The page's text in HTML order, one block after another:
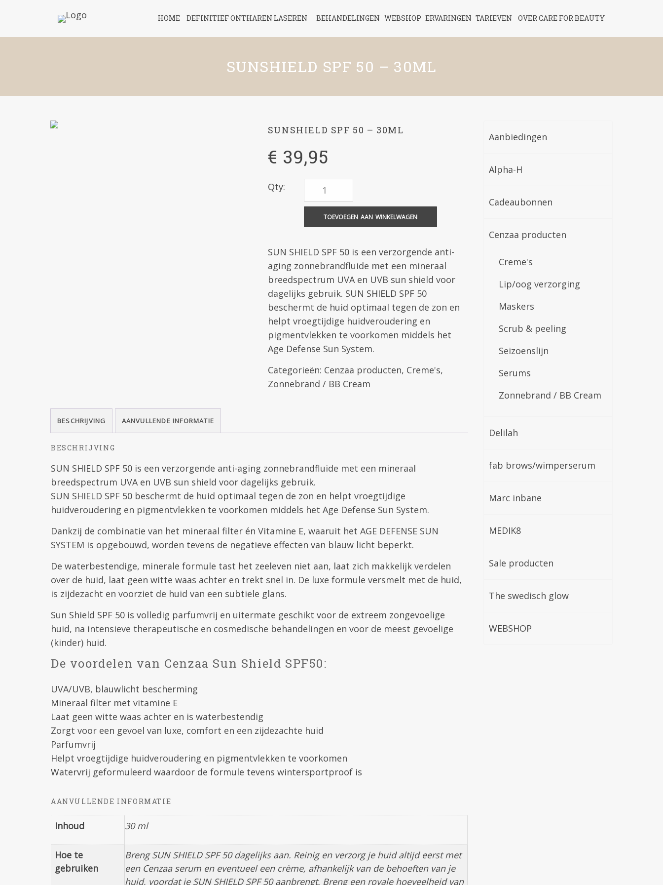
HOME DEFINITIEF ONTHAREN LASEREN BEHANDELINGEN WEBSHOP ERVARINGEN TARIEVEN OVER CARE FOR BEAUTY
SUNSHIELD SPF 50 – 30ML
SUNSHIELD SPF 50 – 30ML
€ 39,95
Qty:
TOEVOEGEN AAN WINKELWAGEN
SUN SHIELD SPF 50 is een verzorgende anti-
aging zonnebrandfluide met een mineraal
breedspectrum UVA en UVB sun shield voor
dagelijks gebruik. SUN SHIELD SPF 50
beschermt de huid optimaal tegen de zon en
helpt vroegtijdige huidveroudering en
pigmentvlekken te voorkomen middels het
Age Defense Sun System.
Categorieën: Cenzaa producten, Creme's,
Zonnebrand / BB Cream
BESCHRIJVING AANVULLENDE INFORMATIE
BESCHRIJVING
SUN SHIELD SPF 50 is een verzorgende anti-aging zonnebrandfluide met een mineraal
breedspectrum UVA en UVB sun shield voor dagelijks gebruik.
SUN SHIELD SPF 50 beschermt de huid optimaal tegen de zon en helpt vroegtijdige
huidveroudering en pigmentvlekken te voorkomen middels het Age Defense Sun System.
Dankzij de combinatie van het mineraal filter én Vitamine E, waaruit het AGE DEFENSE SUN
SYSTEM is opgebouwd, worden tevens de negatieve effecten van blauw licht beperkt.
De waterbestendige, minerale formule tast het zeeleven niet aan, laat zich makkelijk verdelen
over de huid, laat geen witte waas achter en trekt snel in. De luxe formule versmelt met de huid,
is zijdezacht en voorziet de huid van een subtiele glans.
Sun Shield SPF 50 is volledig parfumvrij en uitermate geschikt voor de extreem zongevoelige
huid, na intensieve therapeutische en cosmedische behandelingen en voor de meest gevoelige
(kinder) huid.
De voordelen van Cenzaa Sun Shield SPF50:
UVA/UVB, blauwlicht bescherming
Mineraal filter met vitamine E
Laat geen witte waas achter en is waterbestendig
Zorgt voor een gevoel van luxe, comfort en een zijdezachte huid
Parfumvrij
Helpt vroegtijdige huidveroudering en pigmentvlekken te voorkomen
Watervrij geformuleerd waardoor de formule tevens wintersportproof is
AANVULLENDE INFORMATIE
Inhoud 30 ml
Hoe te
gebruiken
Breng SUN SHIELD SPF 50 dagelijks aan. Reinig en verzorg je huid altijd eerst met
een Cenzaa serum en eventueel een crème, afhankelijk van de behoeften van je
huid, voordat je SUN SHIELD SPF 50 aanbrengt. Breng een royale hoeveelheid van
Aanbiedingen
Alpha-H
Cadeaubonnen
Cenzaa producten
Creme's
Lip/oog verzorging
Maskers
Scrub & peeling
Seizoenslijn
Serums
Zonnebrand / BB Cream
Delilah
fab brows/wimperserum
Marc inbane
MEDIK8
Sale producten
The swedisch glow
WEBSHOP